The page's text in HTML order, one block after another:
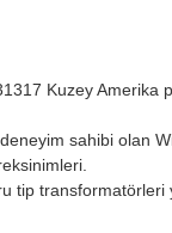
Kuzey Amerika
sahibi olan
transformatörleri